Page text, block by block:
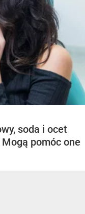
soda i ocet
Mogą pomóc one